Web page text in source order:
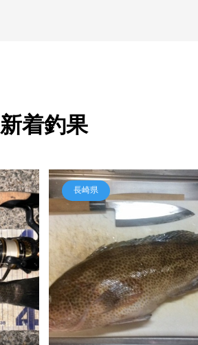
新着釣果
長崎県